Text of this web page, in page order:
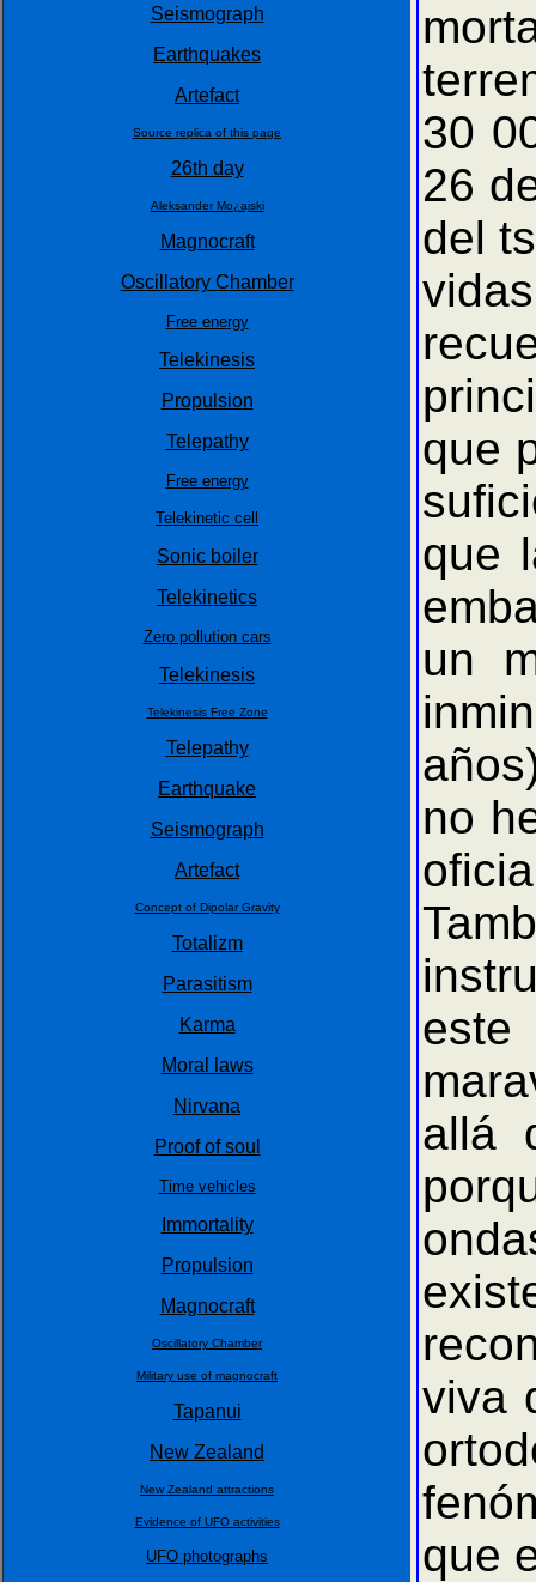
Seismograph
Earthquakes
Artefact
Source replica of this page
26th day
Aleksander Mo¿ajski
Magnocraft
Oscillatory Chamber
Free energy
Telekinesis
Propulsion
Telepathy
Free energy
Telekinetic cell
Sonic boiler
Telekinetics
Zero pollution cars
Telekinesis
Telekinesis Free Zone
Telepathy
Earthquake
Seismograph
Artefact
Concept of Dipolar Gravity
Totalizm
Parasitism
Karma
Moral laws
Nirvana
Proof of soul
Time vehicles
Immortality
Propulsion
Magnocraft
Oscillatory Chamber
Military use of magnocraft
Tapanui
New Zealand
New Zealand attractions
Evidence of UFO activities
UFO photographs
30
26
del
que
que
un
no
este
allá
viva
que